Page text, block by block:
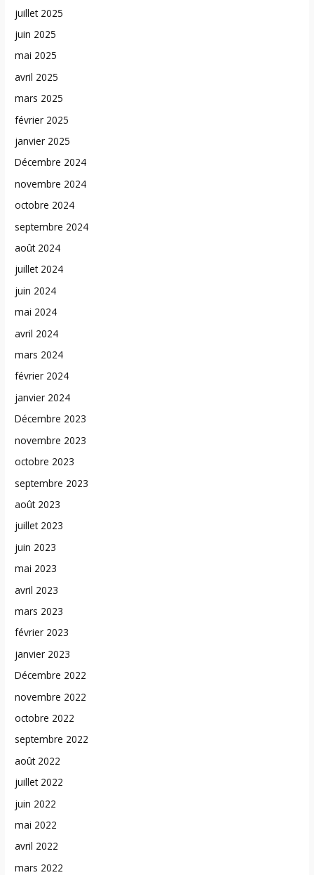
juillet 2025
juin 2025
mai 2025
avril 2025
mars 2025
février 2025
janvier 2025
Décembre 2024
novembre 2024
octobre 2024
septembre 2024
août 2024
juillet 2024
juin 2024
mai 2024
avril 2024
mars 2024
février 2024
janvier 2024
Décembre 2023
novembre 2023
octobre 2023
septembre 2023
août 2023
juillet 2023
juin 2023
mai 2023
avril 2023
mars 2023
février 2023
janvier 2023
Décembre 2022
novembre 2022
octobre 2022
septembre 2022
août 2022
juillet 2022
juin 2022
mai 2022
avril 2022
mars 2022